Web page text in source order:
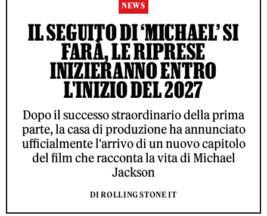
NEWS
IL SEGUITO DI ‘MICHAEL’ SI
FARÀ, LE RIPRESE
INIZIERANNO ENTRO
L'INIZIO DEL 2027
Dopo il successo straordinario della prima
parte, la casa di produzione ha annunciato
ufficialmente l'arrivo di un nuovo capitolo
del film che racconta la vita di Michael
Jackson
DI ROLLING STONE IT